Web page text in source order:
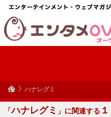
ハナレグミ
「ハナレグミ 」に関連する